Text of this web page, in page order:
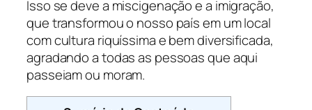
Isso se deve a miscigenação e a imigração,
que transformou o nosso país em um local
com cultura riquíssima e bem diversificada,
agradando a todas as pessoas que aqui
passeiam ou moram.